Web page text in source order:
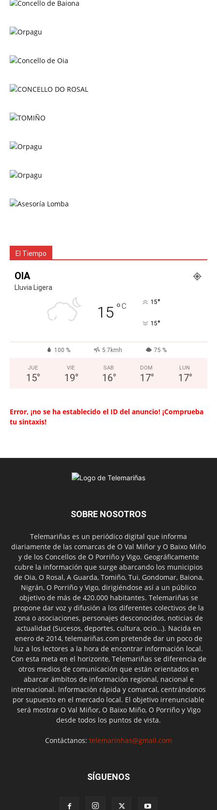
El Tiempo
OIA
Lluvia Ligera
15 °C 15°
15°
100 % 5.7kmh 75 %
JUE
15°
VIE
19°
SAB
16°
DOM
17°
LUN
17°
Error, ¡no se ha establecido el ID del anuncio! ¡Comprueba
tu sintaxis!
SOBRE NOSOTROS
Telemariñas es un periódico digital que informa
diariamente de las comarcas de O Val Miñor y O Baixo Miño
y de los Concellos de O Porriño y Vigo. Geográficamente
cubre la información que surge abarcando los municipios
de Oia, O Rosal, A Guarda, Tomiño, Tui, Gondomar, Baiona,
Nigrán, O Porriño y Vigo, dirigiéndose así a un público
objetivo de más de 420.000 habitantes. Telemariñas se
propone dar voz y difusión a los diferentes colectivos de la
zona o asociaciones, personajes desconocidos, noticias de
actualidad (Sucesos, deportes, cultura, ocio...). Nacida en
enero de 2014, telemariñas.com pretende dar un poco de
luz a los lectores a la hora de encontrar información local.
Con esta meta en el horizonte, Telemariñas se diferencia de
otros medios de comunicación que están orientados en
abarcar ámbitos de información regional, nacional e
internacional. Información rápida y comarcal, centrándonos
por supuesto en el mercado local. El objetivo irrenunciable
será mostrar O Val Miñor, O Baixo Miño, O Porriño y Vigo
desde todos los puntos de vista.
Contáctanos: telemarinhas@gmail.com
SÍGUENOS